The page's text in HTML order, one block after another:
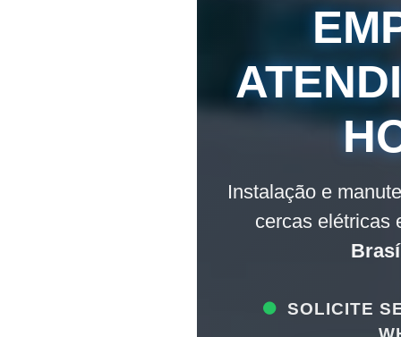
Instalação e
cercas elétricas
SOLICITE